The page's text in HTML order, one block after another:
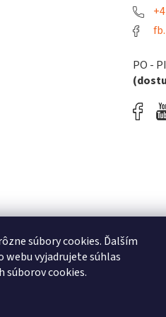
súbory cookies. Ďalším
vyjadrujete súhlas
súborov cookies.
PO -